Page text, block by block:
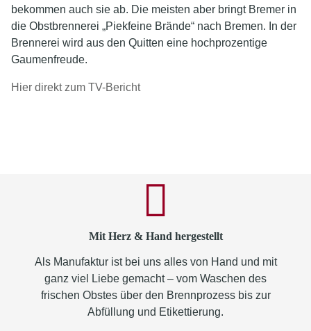
bekommen auch sie ab. Die meisten aber bringt Bremer in
die Obstbrennerei „Piekfeine Brände“ nach Bremen. In der
Brennerei wird aus den Quitten eine hochprozentige
Gaumenfreude.
Hier direkt zum TV-Bericht
Mit Herz & Hand hergestellt
Als Manufaktur ist bei uns alles von Hand und mit
ganz viel Liebe gemacht – vom Waschen des
frischen Obstes über den Brennprozess bis zur
Abfüllung und Etikettierung.